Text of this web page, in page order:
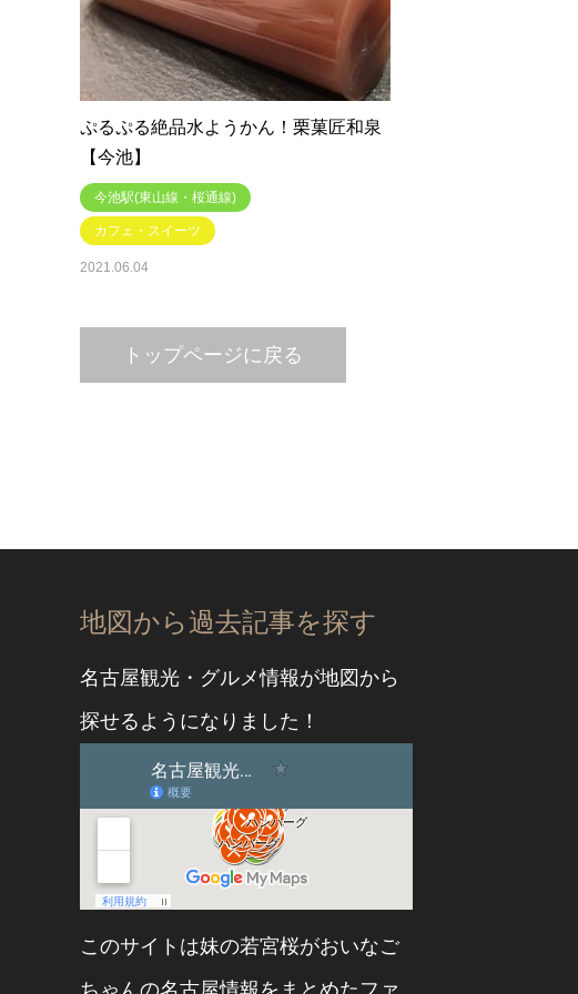
ぷるぷる絶品水ようかん！栗菓匠和泉
【今池】
今池駅(東山線・桜通線)
カフェ・スイーツ
2021.06.04
トップページに戻る
地図から過去記事を探す
名古屋観光・グルメ情報が地図から
探せるようになりました！
このサイトは妹の若宮桜がおいなご